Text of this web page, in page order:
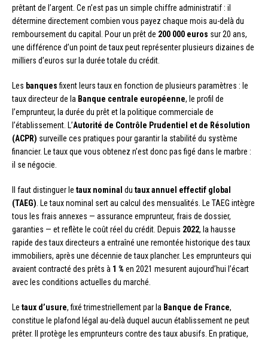
prêtant de l’argent. Ce n’est pas un simple chiffre administratif : il
détermine directement combien vous payez chaque mois au-delà du
remboursement du capital. Pour un prêt de 200 000 euros sur 20 ans,
une différence d’un point de taux peut représenter plusieurs dizaines de
milliers d’euros sur la durée totale du crédit.
Les banquesfixent leurs taux en fonction de plusieurs paramètres : le
taux directeur de la Banque centrale européenne, le profil de
l’emprunteur, la durée du prêt et la politique commerciale de
l’établissement. L’Autorité de Contrôle Prudentiel et de Résolution
(ACPR) surveille ces pratiques pour garantir la stabilité du système
financier. Le taux que vous obtenez n’est donc pas figé dans le marbre :
il se négocie.
Il faut distinguer le taux nominal du taux annuel effectif global
(TAEG) . Le taux nominal sert au calcul des mensualités. Le TAEG intègre
tous les frais annexes — assurance emprunteur, frais de dossier,
garanties — et reflète le coût réel du crédit. Depuis 2022, la hausse
rapide des taux directeurs a entraîné une remontée historique des taux
immobiliers, après une décennie de taux plancher. Les emprunteurs qui
avaient contracté des prêts à 1 % en 2021 mesurent aujourd’hui l’écart
avec les conditions actuelles du marché.
Le taux d’usure, fixé trimestriellement par la Banque de France,
constitue le plafond légal au-delà duquel aucun établissement ne peut
prêter. Il protège les emprunteurs contre des taux abusifs. En pratique,